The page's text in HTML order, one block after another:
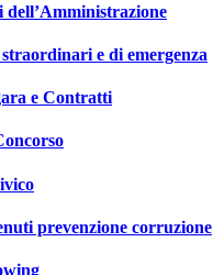
dell’Amministrazione
e di emergenza
e Contratti
prevenzione corruzione